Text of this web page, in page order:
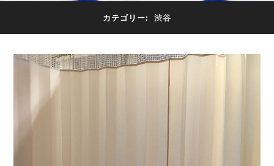
カテゴリー: 渋谷